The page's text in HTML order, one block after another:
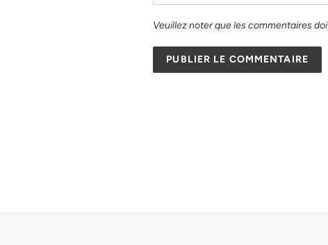
Veuillez noter que les commentaires